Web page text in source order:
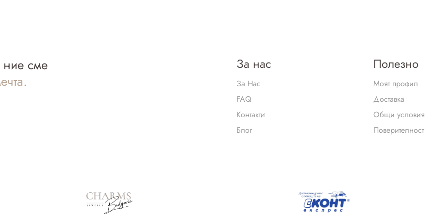
ние сме
За нас
За Нас
FAQ
Контакти
Блог
Полезно
Моят профил
Доставка
Общи условия
Поверителност